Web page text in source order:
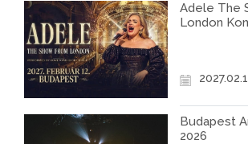
Adele The
London
Budapest
2026